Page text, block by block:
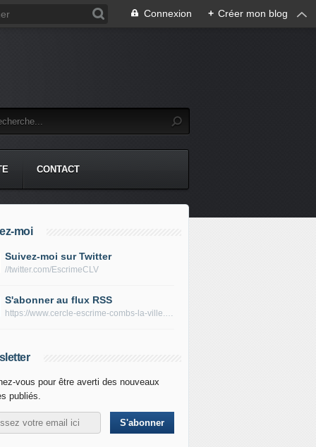
Connexion + Créer mon blog
CONTACT
moi
Suivez-moi sur Twitter
//twitter.com/EscrimeCLV
S'abonner au flux RSS
https://www.cercle-escrime-combs-la-ville.fr/rss
vous pour être averti des nouveaux
publiés.